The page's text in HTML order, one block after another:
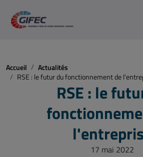
Accueil
Actualités
RSE : le futur du fonctionnement de
RSE : le
17 mai 2022